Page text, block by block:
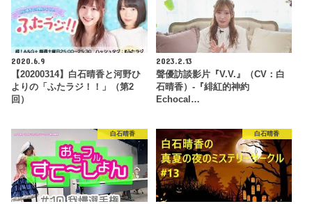
2020.6.9
【20200314】白石晴香と河野ひ
よりの「ふたラジ！！」（第2
回）
2023.2.13
聲優訪談影片『V.V.』（CV：白
石晴香）-『緋紅的神約
Echocal…
白石晴香 白石晴香